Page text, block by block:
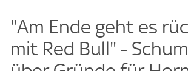
"Am Ende geht es
mit Red Bull" -